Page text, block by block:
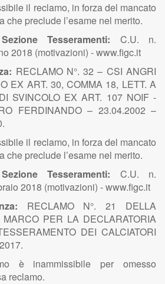
il reclamo, in forza del mancato
che preclude l’esame nel merito.
Tesseramenti: C.U. n.
2018 (motivazioni) - www.figc.it
RECLAMO N°. 32 – CSI ANGRI
EX ART. 30, COMMA 18, LETT. A
SVINCOLO EX ART. 107 NOIF -
FERDINANDO – 23.04.2002 –
il reclamo, in forza del mancato
che preclude l’esame nel merito.
Tesseramenti: C.U. n.
2018 (motivazioni) - www.figc.it
RECLAMO N°. 21 DELLA
PER LA DECLARATORIA
DEI CALCIATORI
è inammissibile per omesso
reclamo.